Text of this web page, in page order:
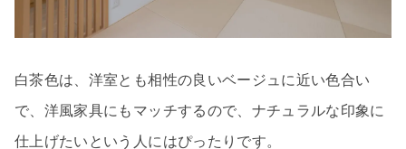
白茶色は、洋室とも相性の良いベージュに近い色合い
で、洋風家具にもマッチするので、ナチュラルな印象に
仕上げたいという人にはぴったりです。